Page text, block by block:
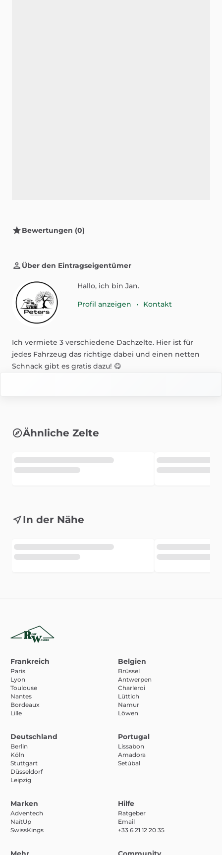
Bewertungen (0)
Über den Eintragseigentümer
Hallo, ich bin Jan.
Profil anzeigen • Kontakt
Ich vermiete 3 verschiedene Dachzelte. Hier ist für
jedes Fahrzeug das richtige dabei und einen netten
Schnack gibt es gratis dazu! 😋
Ähnliche Zelte
In der Nähe
Frankreich
Paris
Lyon
Toulouse
Nantes
Bordeaux
Lille
Belgien
Brüssel
Antwerpen
Charleroi
Lüttich
Namur
Löwen
Deutschland
Berlin
Köln
Stuttgart
Düsseldorf
Leipzig
Portugal
Lissabon
Amadora
Setúbal
Marken
Adventech
NaïtUp
SwissKings
Hilfe
Ratgeber
Email
+33 6 21 12 20 35